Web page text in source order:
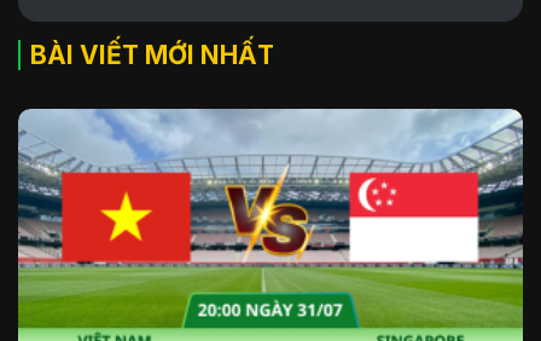
BÀI VIẾT MỚI NHẤT